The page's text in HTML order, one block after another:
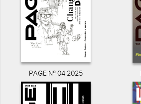
PAGE N° 04 2025